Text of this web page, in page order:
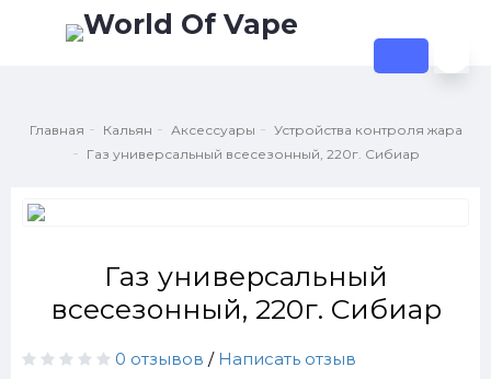
Главная Кальян Аксессуары
Устройства контроля жара
Газ универсальный всесезонный, 220г. Сибиар
Газ универсальный
всесезонный, 220г. Сибиар
0 отзывов / Написать отзыв